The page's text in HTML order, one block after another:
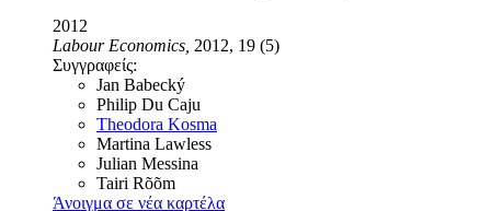
2012
Labour Economics, 2012, 19 (5)
Συγγραφείς:
Jan Babecký
Philip Du Caju
Theodora Kosma
Martina Lawless
Julian Messina
Tairi Rõõm
Άνοιγμα σε νέα καρτέλα